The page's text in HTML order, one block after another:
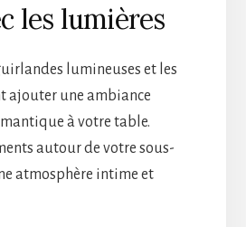
les lumières
lumineuses et les
ajouter une ambiance
à votre table.
autour de votre sous-
atmosphère intime et